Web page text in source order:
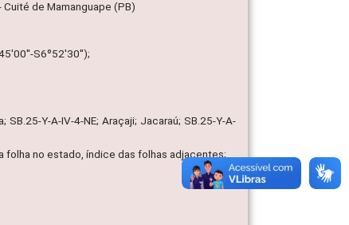
de Mamanguape (PB)
S6º52'30'');
Y-A-IV-4-NE; Araçaji; Jacaraú; SB.25-Y-A-
folha no estado, índice das folhas adjacentes;